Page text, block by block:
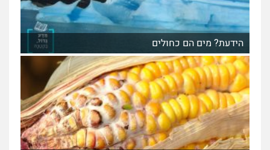
הידעת? מים הם כחולים